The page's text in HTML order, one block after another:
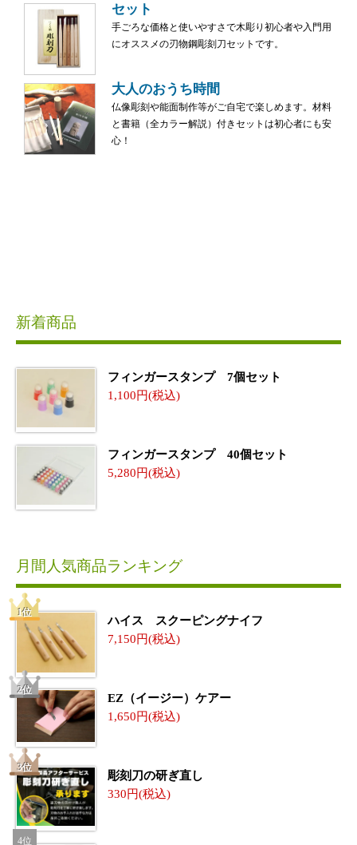
セット
手ごろな価格と使いやすさで木彫り初心者や入門用
にオススメの刃物鋼彫刻刀セットです。
大人のおうち時間
仏像彫刻や能面制作等がご自宅で楽しめます。材料
と書籍（全カラー解説）付きセットは初心者にも安
心！
新着商品
フィンガースタンプ 7個セット
1,100
フィンガースタンプ 40個セット
5,280
月間人気商品ランキング
ハイス スクーピングナイフ
7,150
EZ（イージー）ケアー
1,650
彫刻刀の研ぎ直し
330